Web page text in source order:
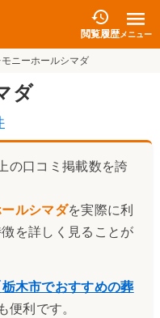
閲覧履歴メニュー
ニーホールシマダ
ダ
の口コミ掲載数を誇
ルシマダを実際に利
を詳しく見ることが
栃木市でおすすめの葬
便利です。